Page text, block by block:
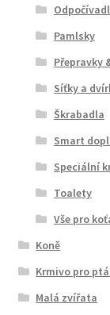
Pamlsky
Přepravky
Síťky a
Škrabadla
Smart
Speciální
Toalety
Vše pro
Koně
Krmivo pro
Malá zvířata